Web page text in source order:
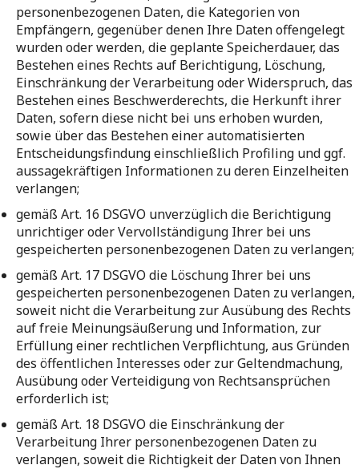
personenbezogenen Daten, die Kategorien von
Empfängern, gegenüber denen Ihre Daten offengelegt
wurden oder werden, die geplante Speicherdauer, das
Bestehen eines Rechts auf Berichtigung, Löschung,
Einschränkung der Verarbeitung oder Widerspruch, das
Bestehen eines Beschwerderechts, die Herkunft ihrer
Daten, sofern diese nicht bei uns erhoben wurden,
sowie über das Bestehen einer automatisierten
Entscheidungsfindung einschließlich Profiling und ggf.
aussagekräftigen Informationen zu deren Einzelheiten
verlangen;
gemäß Art. 16 DSGVO unverzüglich die Berichtigung
unrichtiger oder Vervollständigung Ihrer bei uns
gespeicherten personenbezogenen Daten zu verlangen;
gemäß Art. 17 DSGVO die Löschung Ihrer bei uns
gespeicherten personenbezogenen Daten zu verlangen,
soweit nicht die Verarbeitung zur Ausübung des Rechts
auf freie Meinungsäußerung und Information, zur
Erfüllung einer rechtlichen Verpflichtung, aus Gründen
des öffentlichen Interesses oder zur Geltendmachung,
Ausübung oder Verteidigung von Rechtsansprüchen
erforderlich ist;
gemäß Art. 18 DSGVO die Einschränkung der
Verarbeitung Ihrer personenbezogenen Daten zu
verlangen, soweit die Richtigkeit der Daten von Ihnen